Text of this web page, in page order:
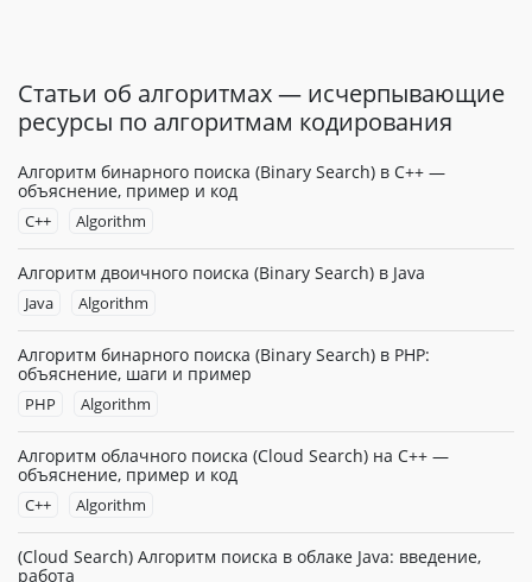
Статьи об алгоритмах — исчерпывающие
ресурсы по алгоритмам кодирования
Алгоритм бинарного поиска (Binary Search) в C++ —
объяснение, пример и код
C++ Algorithm
Алгоритм двоичного поиска (Binary Search) в Java
Java Algorithm
Алгоритм бинарного поиска (Binary Search) в PHP:
объяснение, шаги и пример
PHP Algorithm
Алгоритм облачного поиска (Cloud Search) на C++ —
объяснение, пример и код
C++ Algorithm
(Cloud Search) Алгоритм поиска в облаке Java: введение,
работа